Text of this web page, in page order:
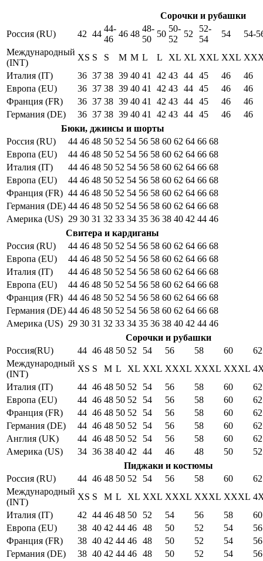
Сорочки и рубашки
Россия (RU)
42 44
44-
46
46 48
48-
50
50
50-
52
52
52-
54
54
54-
Международный
(INT)
XS S S M M L L XL XL XXL XXL
Италия (IT)
36 37 38 39 40 41 42 43 44 45 46
46
Европа (EU)
36 37 38 39 40 41 42 43 44 45 46
46
Франция (FR)
36 37 38 39 40 41 42 43 44 45 46
46
Германия (DE)
36 37 38 39 40 41 42 43 44 45 46
46
Бюки, джинсы и шорты
Россия (RU)
44 46 48 50 52 54 56 58 60 62 64 66 68
Европа (EU)
44 46 48 50 52 54 56 58 60 62 64 66 68
Италия (IT)
44 46 48 50 52 54 56 58 60 62 64 66 68
Европа (EU)
44 46 48 50 52 54 56 58 60 62 64 66 68
Франция (FR) 44 46 48 50 52 54 56 58 60 62 64 66 68
Германия (DE) 44 46 48 50 52 54 56 58 60 62 64 66 68
Америка (US) 29 30 31 32 33 34 35 36 38 40 42 44 46
Свитера и кардиганы
Россия (RU)
44 46 48 50 52 54 56 58 60 62 64 66 68
Европа (EU)
44 46 48 50 52 54 56 58 60 62 64 66 68
Италия (IT)
44 46 48 50 52 54 56 58 60 62 64 66 68
Европа (EU)
44 46 48 50 52 54 56 58 60 62 64 66 68
Франция (FR) 44 46 48 50 52 54 56 58 60 62 64 66 68
Германия (DE) 44 46 48 50 52 54 56 58 60 62 64 66 68
Америка (US) 29 30 31 32 33 34 35 36 38 40 42 44 46
Сорочки и рубашки
Россия(RU)
44 46 48 50 52 54 56 58 60
62
Международный
(INT)
XS S M L XL XXL XXXL XXXL XXXL
Италия (IT)
44 46 48 50 52 54 56 58 60
62
Европа (EU)
44 46 48 50 52 54 56 58 60
62
Франция (FR)
44 46 48 50 52 54 56 58 60
62
Германия (DE)
44 46 48 50 52 54 56 58 60
62
Англия (UK)
44 46 48 50 52 54 56 58 60
62
Америка (US)
34 36 38 40 42 44 46 48 50
52
Пиджаки и костюмы
Россия (RU)
44 46 48 50 52 54 56 58 60
62
Международный
(INT)
XS S M L XL XXL XXXL XXXL XXXL
Италия (IT)
42 44 46 48 50 52 54 56 58
60
Европа (EU)
38 40 42 44 46 48 50 52 54
56
Франция (FR)
38 40 42 44 46 48 50 52 54
56
Германия (DE)
38 40 42 44 46 48 50 52 54
56